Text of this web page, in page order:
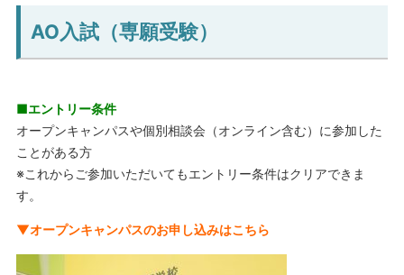
AO入試（専願受験）
■エントリー条件
オープンキャンパスや個別相談会（オンライン含む）に参加した
ことがある方
※これからご参加いただいてもエントリー条件はクリアできま
す。
▼オープンキャンパスのお申し込みはこちら